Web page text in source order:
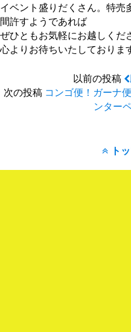
イベント盛りだくさん。特
間許すようであれば
ぜひともお気軽にお越しくだ
心よりお待ちいたしておりま
以前の投稿
次の投稿 コンゴ便！ガーナ
ンター
ト